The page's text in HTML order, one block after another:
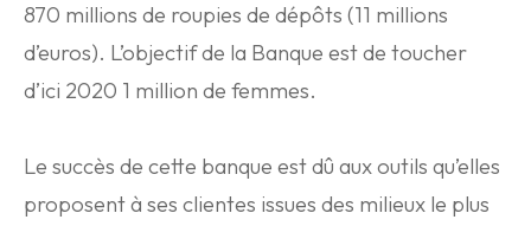
870 millions de roupies de dépôts (11 millions
d’euros). L’objectif de la Banque est de toucher
d’ici 2020 1 million de femmes.
Le succès de cette banque est dû aux outils qu’elles
proposent à ses clientes issues des milieux le plus